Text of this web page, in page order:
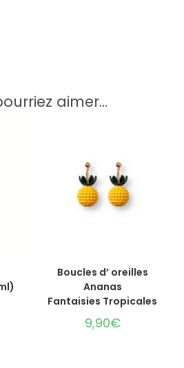
aimer...
AJOUTER AU PANIER
Boucles d’ oreilles
Ananas
Fantaisies Tropicales
9,90€